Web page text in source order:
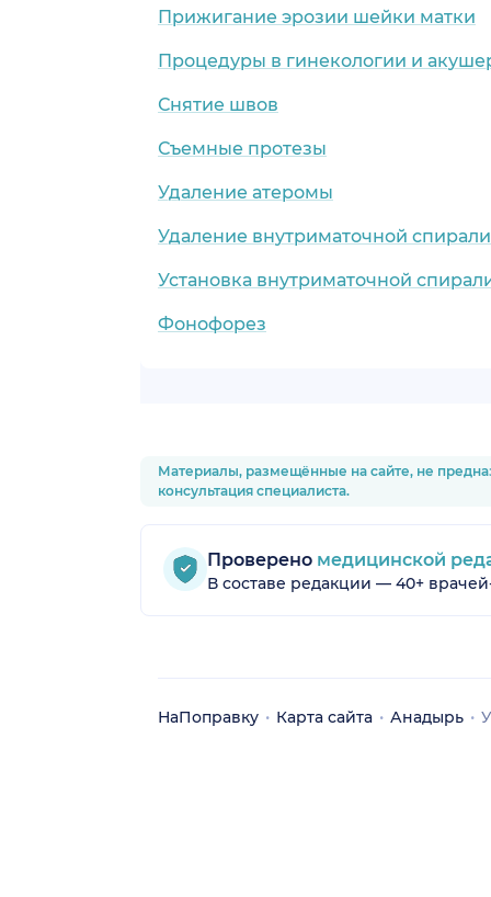
Прижигание эрозии шейки матки
Процедуры в гинекологии и
Снятие швов
Съемные протезы
Удаление атеромы
Удаление внутриматочной спирали
Установка внутриматочной
Фонофорез
Материалы, размещённые на сайте, не
консультация специалиста.
Проверено медицинской
В составе редакции — 40+
НаПоправку Карта сайта Анадырь